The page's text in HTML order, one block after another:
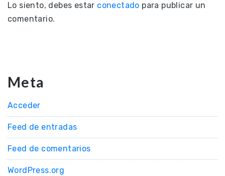
Lo siento, debes estar conectado para publicar un
comentario.
Meta
Acceder
Feed de entradas
Feed de comentarios
WordPress.org